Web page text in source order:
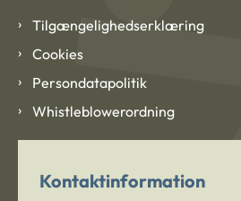
Tilgængelighedserklæring
Cookies
Persondatapolitik
Whistleblowerordning
Kontaktinformation